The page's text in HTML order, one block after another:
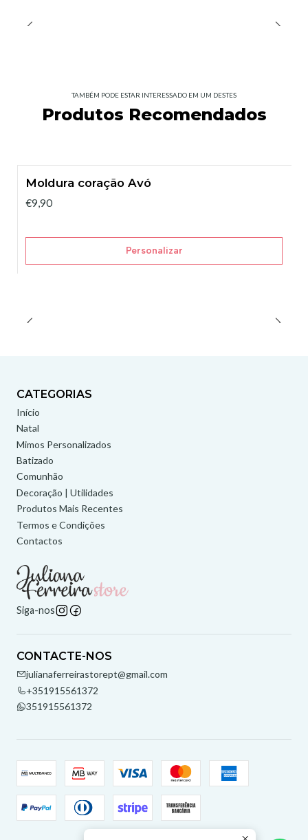
TAMBÉM PODE ESTAR INTERESSADO EM UM DESTES
Produtos Recomendados
Moldura coração Avó
€9,90
Personalizar
CATEGORIAS
Início
Natal
Mimos Personalizados
Batizado
Comunhão
Decoração | Utilidades
Produtos Mais Recentes
Termos e Condições
Contactos
Siga-nos
CONTACTE-NOS
julianaferreirastorept@gmail.com
+351915561372
351915561372